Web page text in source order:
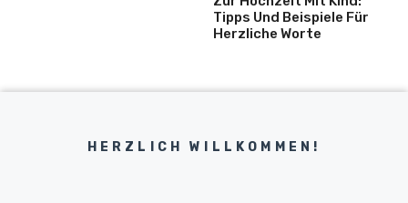
Tipps Und Beispiele Für
Herzliche Worte
HERZLICH WILLKOMMEN!